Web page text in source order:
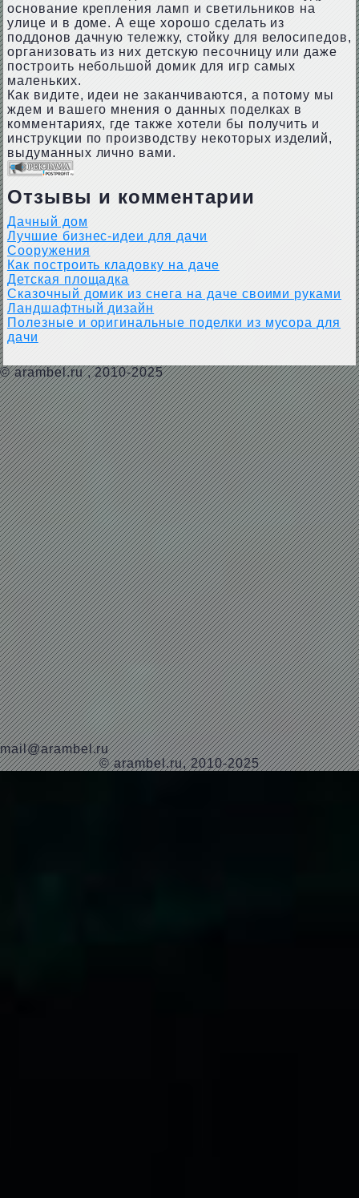
основание крепления ламп и светильников на
улице и в доме. А еще хорошо сделать из
поддонов дачную тележку, стойку для велосипедов,
организовать из них детскую песочницу или даже
построить небольшой домик для игр самых
маленьких.
Как видите, идеи не заканчиваются, а потому мы
ждем и вашего мнения о данных поделках в
комментариях, где также хотели бы получить и
инструкции по производству некоторых изделий,
выдуманных лично вами.
Отзывы и комментарии
Дачный дом
Лучшие бизнес-идеи для дачи
Сооружения
Как построить кладовку на даче
Детская площадка
Сказочный домик из снега на даче своими руками
Ландшафтный дизайн
Полезные и оригинальные поделки из мусора для
дачи
© arambel.ru, 2010-2025
mail@arambel.ru
© arambel.ru, 2010-2025